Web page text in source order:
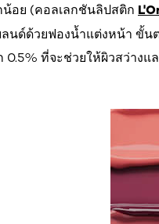
น้อย (คอลเลกชันลิปสติก
ลนด์ด้วยฟองน้ำแต่งหน้า ขั้
0.5% ที่จะช่วยให้ผิวสว่าง